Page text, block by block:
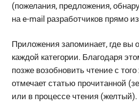
(пожелания, предложения,
на e-mail разработчиков прямо
Приложения запоминает, где вы
каждой категории. Благодаря
позже возобновить чтение с
отмечает статью прочитанной
или в процессе чтения